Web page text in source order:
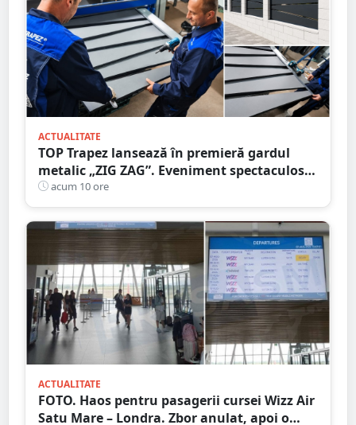
ACTUALITATE
TOP Trapez lansează în premieră gardul
metalic „ZIG ZAG”. Eveniment spectaculos
în Grădina Romei
acum 10 ore
ACTUALITATE
FOTO. Haos pentru pasagerii cursei Wizz Air
Satu Mare – Londra. Zbor anulat, apoi o